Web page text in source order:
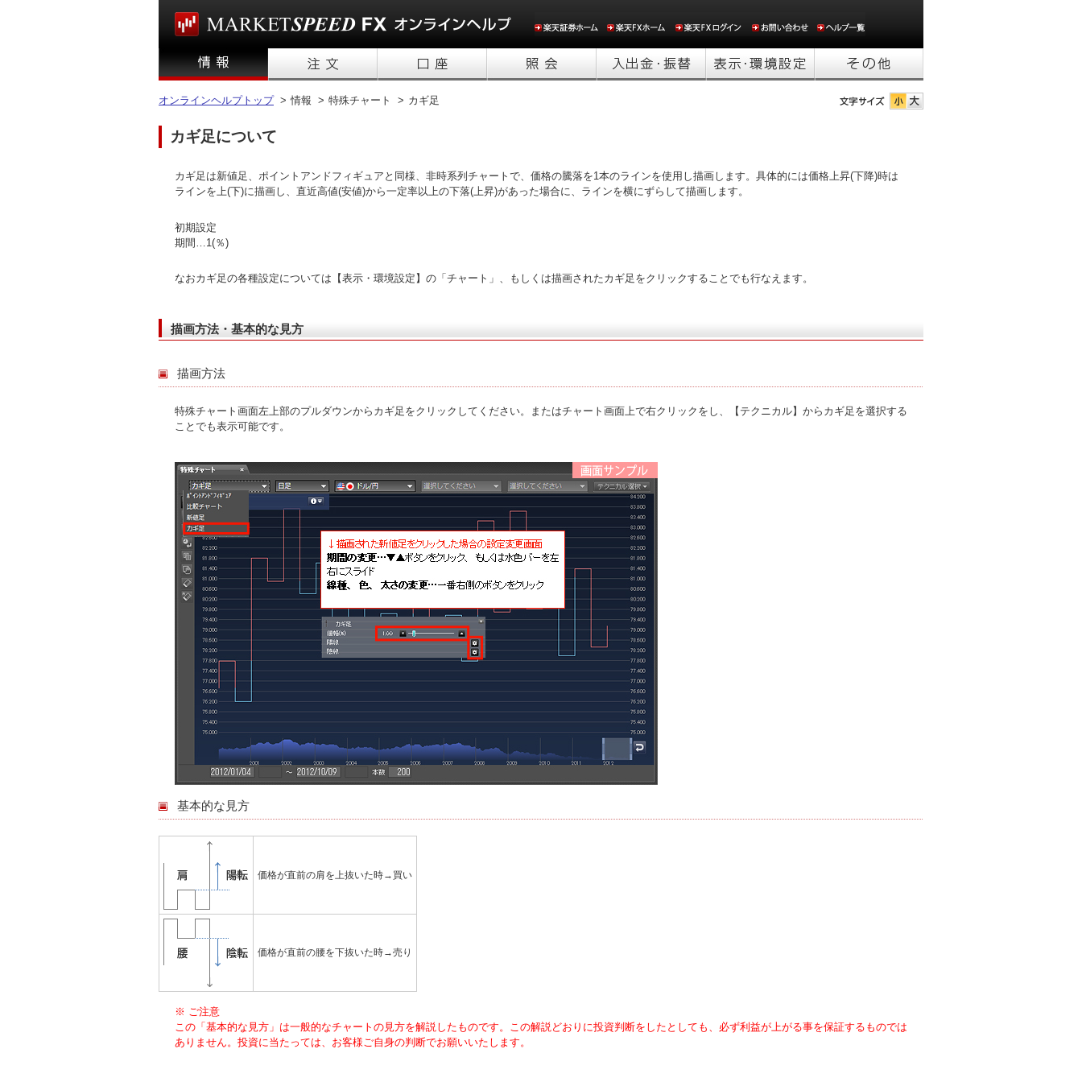
オンラインヘルプトップ> 情報 > 特殊チャート > カギ足
カギ足について
カギ足は新値足、ポイントアンドフィギュアと同様、非時系列チャートで、価格の騰落を1本のラインを使用し描画します。具体的には価格上昇(下降)時は
ラインを上(下)に描画し、直近高値(安値)から一定率以上の下落(上昇)があった場合に、ラインを横にずらして描画します。
初期設定
期間…1(％)
なおカギ足の各種設定については【表示・環境設定】の「チャート」、もしくは描画されたカギ足をクリックすることでも行なえます。
描画方法・基本的な見方
描画方法
特殊チャート画面左上部のプルダウンからカギ足をクリックしてください。またはチャート画面上で右クリックをし、【テクニカル】からカギ足を選択する
ことでも表示可能です。
基本的な見方
価格が直前の肩を上抜いた時→買い
価格が直前の腰を下抜いた時→売り
※ ご注意
この「基本的な見方」は一般的なチャートの見方を解説したものです。この解説どおりに投資判断をしたとしても、必ず利益が上がる事を保証するものでは
ありません。投資に当たっては、お客様ご自身の判断でお願いいたします。